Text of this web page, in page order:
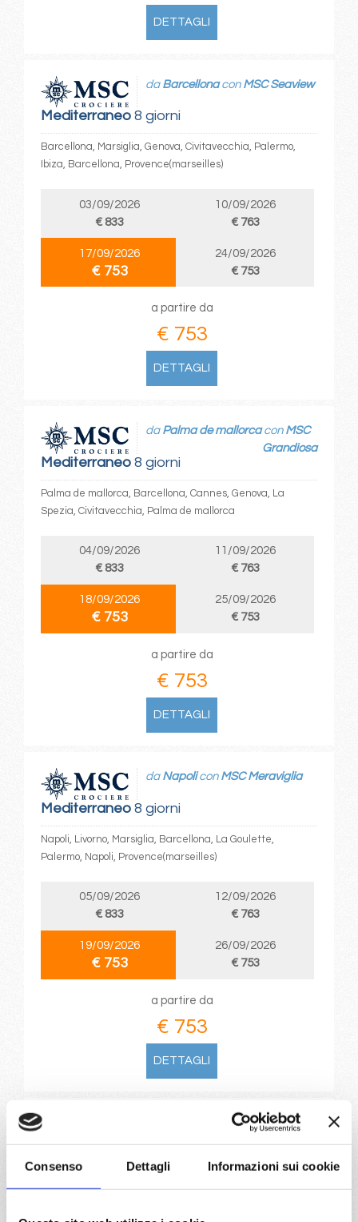
Consenso Dettagli Informazioni sui cookie
DETTAGLI
Mediterraneo8 giorni
da Barcellonacon MSC Seaview
Barcellona, Marsiglia, Genova, Civitavecchia, Palermo,
Ibiza, Barcellona, Provence(marseilles)
03/09/2026
€ 833
10/09/2026
€ 763
17/09/2026
€ 753
24/09/2026
€ 753
a partire da
€ 753
DETTAGLI
Mediterraneo8 giorni
da Palma de mallorcacon MSC
Grandiosa
Palma de mallorca, Barcellona, Cannes, Genova, La
Spezia, Civitavecchia, Palma de mallorca
04/09/2026
€ 833
11/09/2026
€ 763
18/09/2026
€ 753
25/09/2026
€ 753
a partire da
€ 753
DETTAGLI
Mediterraneo8 giorni
da Napolicon MSC Meraviglia
Napoli, Livorno, Marsiglia, Barcellona, La Goulette,
Palermo, Napoli, Provence(marseilles)
05/09/2026
€ 833
12/09/2026
€ 763
19/09/2026
€ 753
26/09/2026
€ 753
a partire da
€ 753
DETTAGLI
conMSC
Barcellona, Cannes, Genova, La Spezia, Civitavecchia,